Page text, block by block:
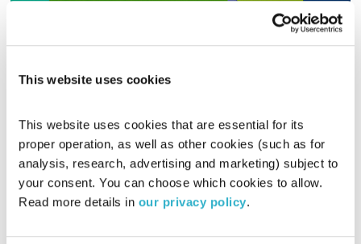
This website uses cookies
This website uses cookies that are essential for its
proper operation, as well as other cookies (such as for
analysis, research, advertising and marketing) subject to
your consent. You can choose which cookies to allow.
Read more details in our privacy policy.
כל יום מחדש – 22.6.25
כל יום מחדש
אמיר פרי
אמיר פרי בשעה של מוזיקה שתתן לכם קצת חמצן לנשמה